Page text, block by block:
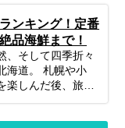
しょう♪
、心癒される景色
可能です！この記
めに、2泊3日の
しむための計画の
力、旅を充実さ
ゅっと凝縮してお
の特別な北海道旅
ンキング！定番
品海鮮まで！
、そして四季折々
海道。 札幌や小
しんだ後、旅の